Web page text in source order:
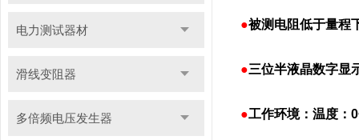
电力测试器材
滑线变阻器
多倍频电压发生器
●被测电阻低于量程
●三位半液晶数字显
●工作环境：温度：0